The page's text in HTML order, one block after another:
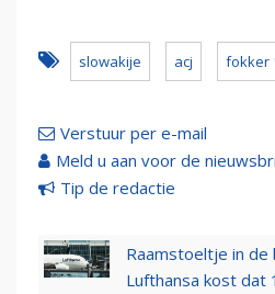
slowakije acj fokker
Verstuur per e-mail
Meld u aan voor de
Tip de redactie
Raamstoeltje in de
Lufthansa kost dat